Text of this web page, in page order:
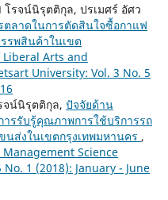
จน์นิรุตติกุล, ปรเมศร์ อัศว
ตลาดในการตัดสินใจซื้อกาแฟ
รพสินค้าในเขต
Liberal Arts and
University: Vol. 3 No. 5
จน์นิรุตติกุล, ปัจจัยด้าน
รรับรู้คุณภาพการใช้บริการรถ
ส่งในเขตกรุงเทพมหานคร ,
Science
1 (2018): January - June